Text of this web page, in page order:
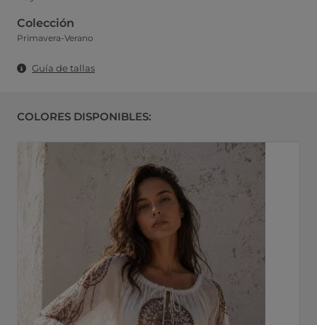
Colección
Primavera-Verano
Guía de tallas
COLORES DISPONIBLES: